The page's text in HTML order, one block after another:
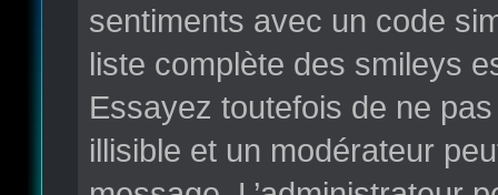
sentiments avec un code
liste complète des smileys
Essayez toutefois de ne
illisible et un modérateur